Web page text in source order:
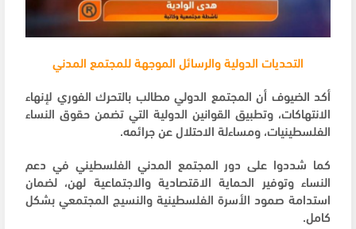
التحديات الدولية والرسائل الموجهة للمجتمع المدني
أكد الضيوف أن المجتمع الدولي مطالب بالتحرك الفوري لإنهاء
الانتهاكات، وتطبيق القوانين الدولية التي تضمن حقوق النساء
الفلسطينيات، ومساءلة الاحتلال عن جرائمه.
كما شددوا على دور المجتمع المدني الفلسطيني في دعم
النساء وتوفير الحماية الاقتصادية والاجتماعية لهن، لضمان
استدامة صمود الأسرة الفلسطينية والنسيج المجتمعي بشكل
كامل.